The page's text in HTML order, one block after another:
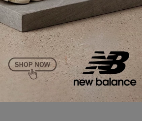
Serendipity Sport
Sporté uma criação
decalçados esportivosda
solados robustos para
modelo unissex é confeccionado
com sobreposições estruturadas em
e camurça. A marca D em tamanho
toque de estilo às laterais. O tênis
em material sintético que
contemporânea e